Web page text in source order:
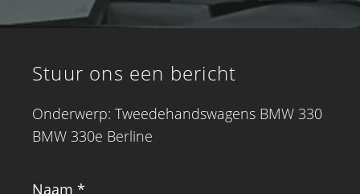
Stuur ons een bericht
Onderwerp: Tweedehandswagens BMW 330
BMW 330e Berline
Naam *